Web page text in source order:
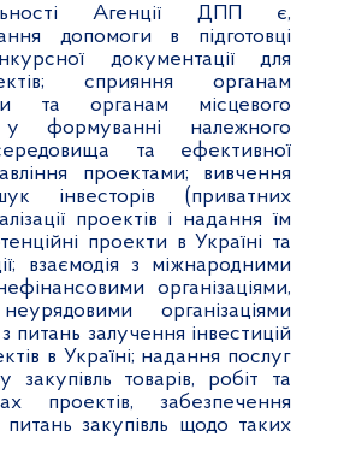
Агенції ДПП є,
допомоги в підготовці
документації для
сприяння органам
та органам місцевого
у формуванні належного
та ефективної
проектами; вивчення
інвесторів (приватних
проектів і надання їм
проекти в Україні та
взаємодія з міжнародними
організаціями,
організаціями
питань залучення інвестицій
в Україні; надання послуг
закупівль товарів, робіт та
проектів, забезпечення
питань закупівль щодо таких